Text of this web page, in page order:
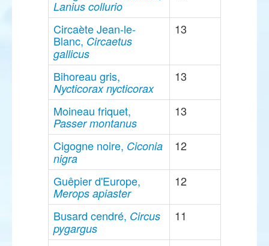
Lanius collurio
Circaète Jean-le-
Blanc, Circaetus
gallicus
13
Bihoreau gris,
Nycticorax nycticorax
13
Moineau friquet,
Passer montanus
13
Cigogne noire, Ciconia
nigra
12
Guêpier d'Europe,
Merops apiaster
12
Busard cendré, Circus
pygargus
11